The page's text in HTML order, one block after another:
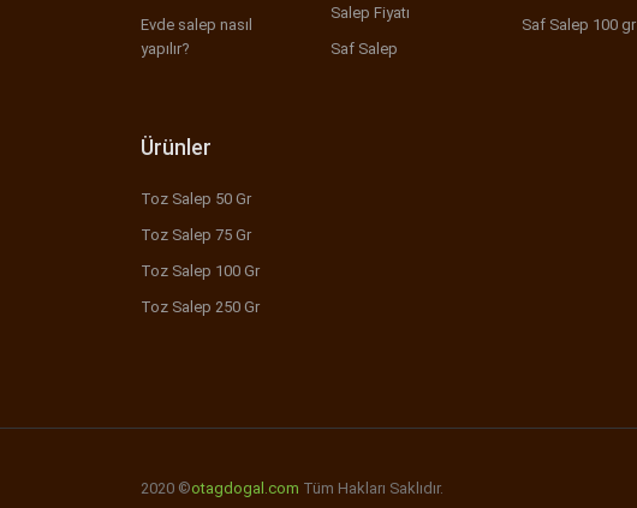
Evde salep nasıl
yapılır?
Salep Fiyatı
Saf Salep
Saf Salep 100 gr
Ürünler
Toz Salep 50 Gr
Toz Salep 75 Gr
Toz Salep 100 Gr
Toz Salep 250 Gr
2020 ©otagdogal.com Tüm Hakları Saklıdır.